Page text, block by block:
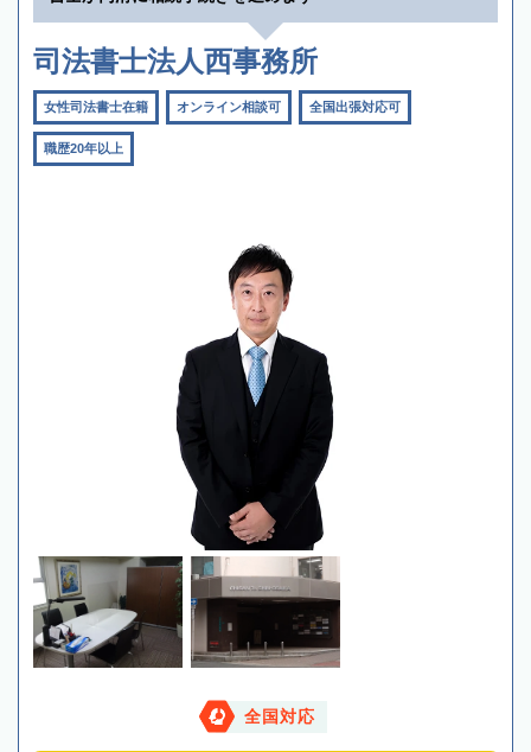
司法書士法人西事務所
女性司法書士在籍 オンライン相談可 全国出張対応可
職歴20年以上
全国対応